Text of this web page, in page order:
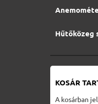
Hűtőközeg
KOSÁR
A kosárban